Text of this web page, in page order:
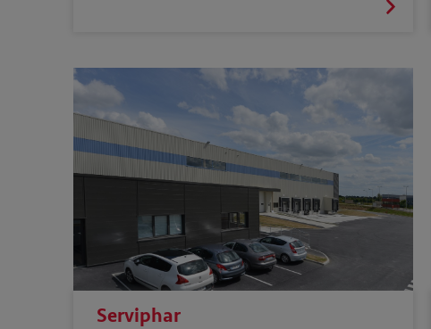
Serviphar